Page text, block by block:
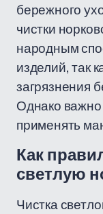
бережного
чистки
народным
изделий, так
загрязнения
Однако важно
применять
Как
светлую
Чистка